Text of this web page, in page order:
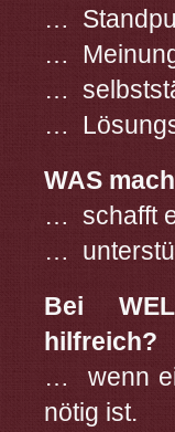
…
…
…
…
WAS
… schafft
…
Bei
hilfreich?
… wenn
nötig ist.